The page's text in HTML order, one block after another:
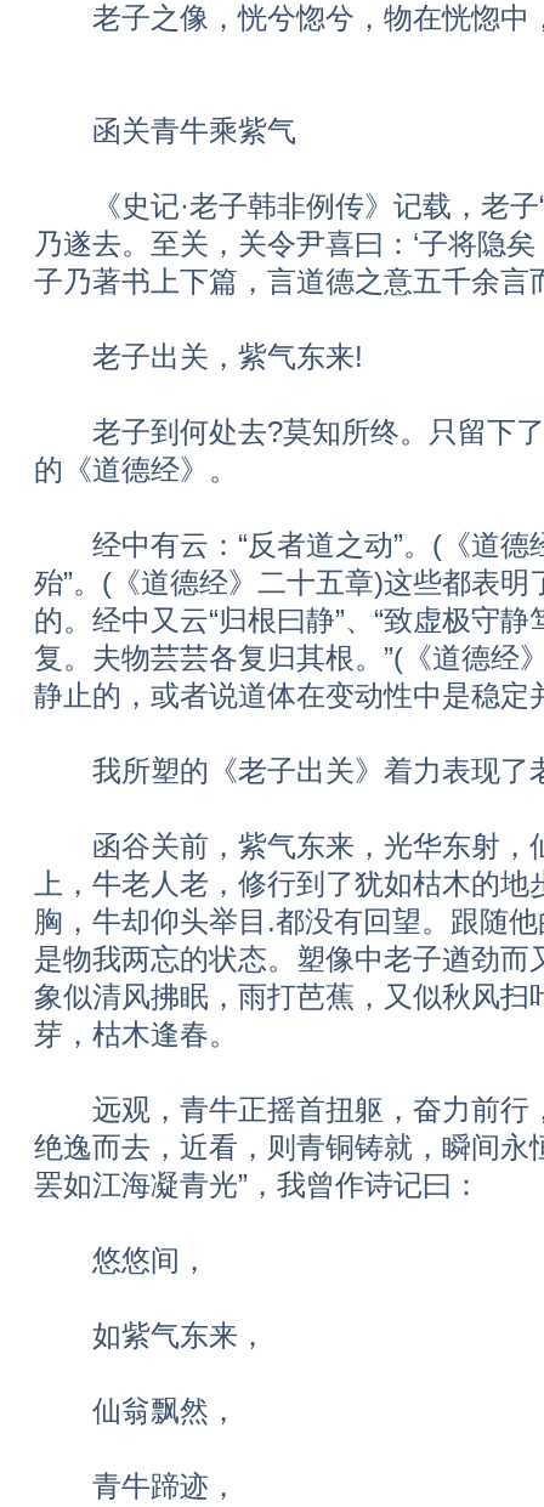
老子之像，恍兮惚兮，物在恍惚中
函关青牛乘紫气
《史记·老子韩非例传》记载，老子
乃遂去。至关，关令尹喜曰：‘子将隐
子乃著书上下篇，言道德之意五千余言
老子出关，紫气东来!
老子到何处去?莫知所终。只留下了
的《道德经》。
经中有云：“反者道之动”。(《道德
殆”。(《道德经》二十五章)这些都表
的。经中又云“归根曰静”、“致虚极守
复。夫物芸芸各复归其根。”(《道德经
静止的，或者说道体在变动性中是稳定
我所塑的《老子出关》着力表现了
函谷关前，紫气东来，光华东射，
上，牛老人老，修行到了犹如枯木的
胸，牛却仰头举目.都没有回望。跟随
是物我两忘的状态。塑像中老子遒劲而
象似清风拂眠，雨打芭蕉，又似秋风扫
芽，枯木逢春。
远观，青牛正摇首扭躯，奋力前行
绝逸而去，近看，则青铜铸就，瞬间永
罢如江海凝青光”，我曾作诗记曰：
悠悠间，
如紫气东来，
仙翁飘然，
青牛蹄迹，